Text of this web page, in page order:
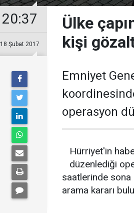
20:37
18 Şubat 2017
Ülke
kişi
Emniyet
operasyon
Hürriyet'in
düzenlediği
saatlerinde sona
arama kararı